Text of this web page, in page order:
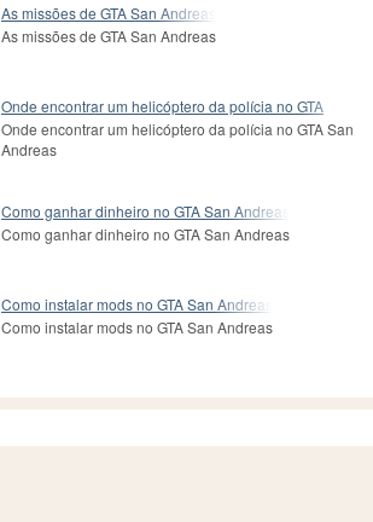
As missões de GTA San Andreas
As missões de GTA San Andreas
Onde encontrar um helicóptero da polícia no GTA
Onde encontrar um helicóptero da polícia no GTA San
Andreas
Como ganhar dinheiro no GTA San Andreas
Como ganhar dinheiro no GTA San Andreas
Como instalar mods no GTA San Andreas
Como instalar mods no GTA San Andreas